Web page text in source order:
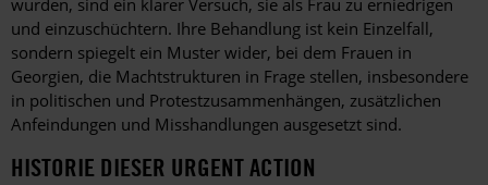
wurden, sind ein klarer Versuch, sie als Frau zu erniedrigen
und einzuschüchtern. Ihre Behandlung ist kein Einzelfall,
sondern spiegelt ein Muster wider, bei dem Frauen in
Georgien, die Machtstrukturen in Frage stellen, insbesondere
in politischen und Protestzusammenhängen, zusätzlichen
Anfeindungen und Misshandlungen ausgesetzt sind.
HISTORIE DIESER URGENT ACTION